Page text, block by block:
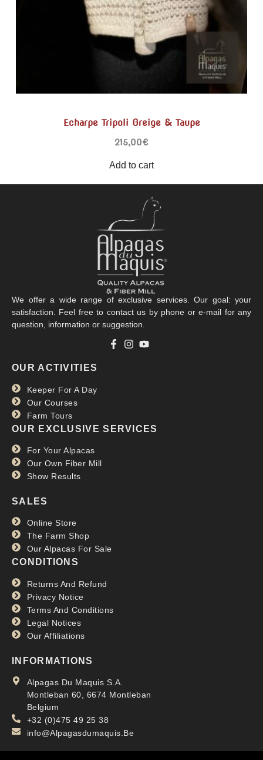
Echarpe Tripoli Greige & Taupe
215,00€
Add to cart
We offer a wide range of exclusive services. Our goal: your
satisfaction. Feel free to contact us by phone or e-mail for any
question, information or suggestion.
OUR ACTIVITIES
Keeper For A Day
Our Courses
Farm Tours
OUR EXCLUSIVE SERVICES
For Your Alpacas
Our Own Fiber Mill
Show Results
SALES
Online Store
The Farm Shop
Our Alpacas For Sale
CONDITIONS
Returns And Refund
Privacy Notice
Terms And Conditions
Legal Notices
Our Affiliations
INFORMATIONS
Alpagas Du Maquis S.A.
Montleban 60, 6674 Montleban
Belgium
+32 (0)475 49 25 38
info@Alpagasdumaquis.Be